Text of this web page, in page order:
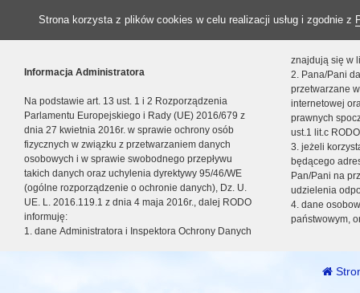
Strona korzysta z plików cookies w celu realizacji usług i zgodnie z
Informacja Administratora
Na podstawie art. 13 ust. 1 i 2 Rozporządzenia
Parlamentu Europejskiego i Rady (UE) 2016/679 z
dnia 27 kwietnia 2016r. w sprawie ochrony osób
fizycznych w związku z przetwarzaniem danych
osobowych i w sprawie swobodnego przepływu
takich danych oraz uchylenia dyrektywy 95/46/WE
(ogólne rozporządzenie o ochronie danych), Dz. U.
UE. L. 2016.119.1 z dnia 4 maja 2016r., dalej RODO
informuję:
1. dane Administratora i Inspektora Ochrony Danych
znajdują się w
2. Pana/Pani
przetwarzane
internetowej
prawnych
ust.1 lit.c
3. jeżeli
będącego
Pan/Pani na
udzielenia
4. dane
państwowym,